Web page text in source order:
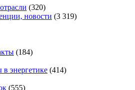
(320)
новости (3 319)
(184)
энергетике (414)
(555)